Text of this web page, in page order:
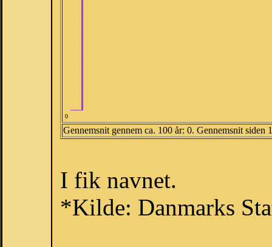
0
Gennemsnit gennem ca. 100 år: 0. Gennemsnit siden
I fik navnet.
*Kilde: Danmarks